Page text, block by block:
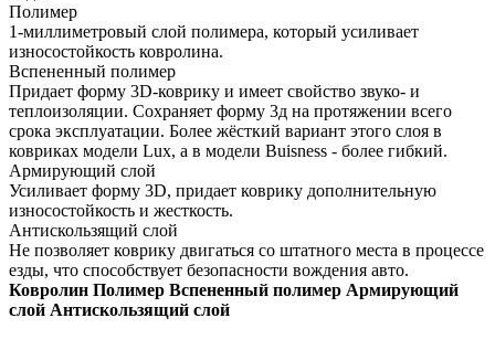
Полимер
1-миллиметровый слой полимера, который усиливает
износостойкость ковролина.
Вспененный полимер
Придает форму 3D-коврику и имеет свойство звуко- и
теплоизоляции. Сохраняет форму 3д на протяжении всего
срока эксплуатации. Более жёсткий вариант этого слоя в
ковриках модели Lux, а в модели Buisness - более гибкий.
Армирующий слой
Усиливает форму 3D, придает коврику дополнительную
износостойкость и жесткость.
Антискользящий слой
Не позволяет коврику двигаться со штатного места в процессе
езды, что способствует безопасности вождения авто.
Ковролин Полимер Вспененный полимер Армирующий
слой Антискользящий слой